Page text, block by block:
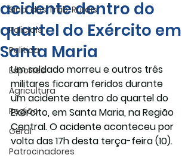
Sind. dos Trab. Rurais
Policiais
Politica
Esportes
Agricultura
Região
Geral
Patrocinadores
acidente dentro do
quartel do Exército em
Santa Maria
Um soldado morreu e outros três
militares ficaram feridos durante
um acidente dentro do quartel do
Exército, em Santa Maria, na Região
Central. O acidente aconteceu por
volta das 17h desta terça-feira (10).